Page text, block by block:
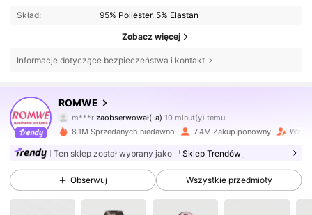
Skład: 95% Poliester, 5% Elastan
Zobacz więcej
Informacje dotyczące bezpieczeństwa i kontakt
ROMWE
r***1przegląda
4,86
4.1M Obserwujący
4,86 4.1M Obserwujący
8.1M Sprzedanych niedawno 7.4M Zakup ponowny
Ten sklep został wybrany jako 「Sklep Trendów」
Obserwuj Wszystkie przedmioty